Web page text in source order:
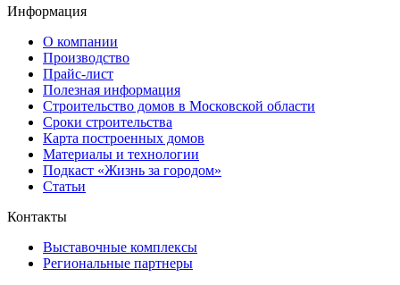
Информация
О компании
Производство
Прайс-лист
Полезная информация
Строительство домов в Московской области
Сроки строительства
Карта построенных домов
Материалы и технологии
Подкаст «Жизнь за городом»
Статьи
Контакты
Выставочные комплексы
Региональные партнеры